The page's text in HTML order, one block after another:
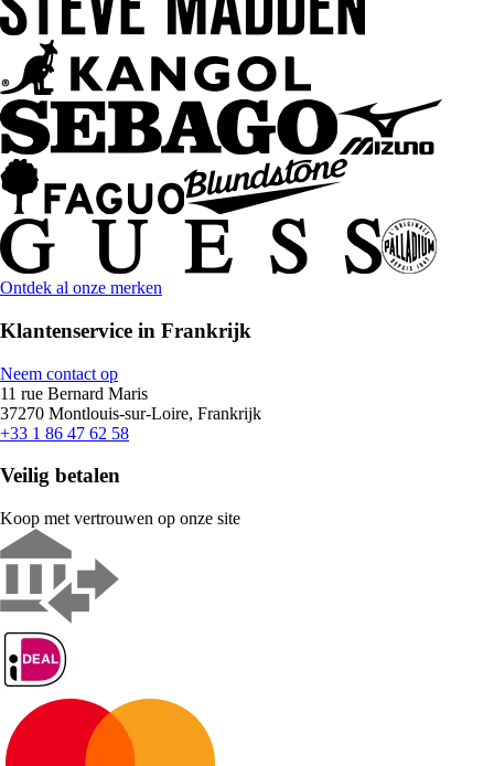
Ontdek al onze merken
Klantenservice in Frankrijk
Neem contact op
11 rue Bernard Maris
37270 Montlouis-sur-Loire, Frankrijk
+33 1 86 47 62 58
Veilig betalen
Koop met vertrouwen op onze site